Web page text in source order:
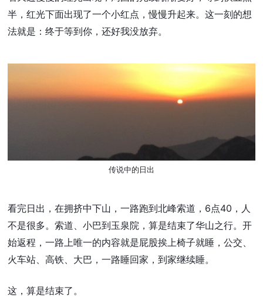
半，红光下面出现了一个小红点，慢慢升起来。这一刻的想
法就是：终于等到你，还好我没放弃。
传说中的日出
看完日出，在拥挤中下山，一路跑到北峰索道，6点40，人
不是很多。索道、小巴到玉泉院，算是结束了华山之行。开
始返程，一路上唯一的内容就是屁股挨上椅子就睡，公交、
火车站、高铁、大巴，一路睡回家，到家继续睡。
这，算是结束了。